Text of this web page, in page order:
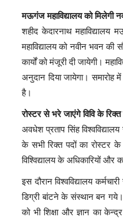
मऊगंज महाविद्यालय को मिलेगी
शहीद केदारनाथ
महाविद्यालय को नवीन भवन की
कार्यों को मंजूरी दी जायेगी।
अनुदान दिया जायेगा।
है।
रोस्टर से भरे जाएंगे विवि के
अवधेश प्रताप सिंह
के सभी रिक्त पदों का रोस्टर के
विश्विद्यालय के अधिकारियों और
इस दौरान विश्वविद्यालय
डिग्री बांटने के संस्थान बन गये।
को भी शिक्षा और ज्ञान का